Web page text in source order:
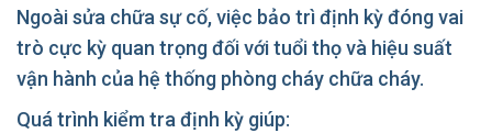
Ngoài sửa chữa sự cố, việc bảo trì định kỳ đóng vai
trò cực kỳ quan trọng đối với tuổi thọ và hiệu suất
vận hành của hệ thống phòng cháy chữa cháy.
Quá trình kiểm tra định kỳ giúp: